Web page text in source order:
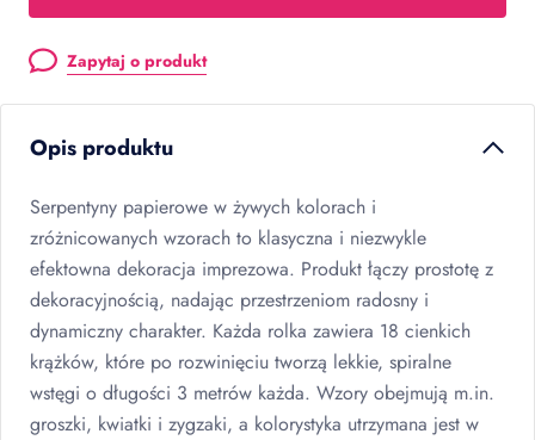
Zapytaj o produkt
Opis produktu
Serpentyny papierowe w żywych kolorach i
zróżnicowanych wzorach to klasyczna i niezwykle
efektowna dekoracja imprezowa. Produkt łączy prostotę z
dekoracyjnością, nadając przestrzeniom radosny i
dynamiczny charakter. Każda rolka zawiera 18 cienkich
krążków, które po rozwinięciu tworzą lekkie, spiralne
wstęgi o długości 3 metrów każda. Wzory obejmują m.in.
groszki, kwiatki i zygzaki, a kolorystyka utrzymana jest w